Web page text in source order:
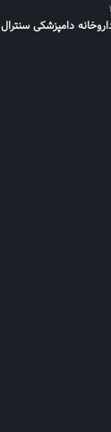
دامپزشکی سنترال